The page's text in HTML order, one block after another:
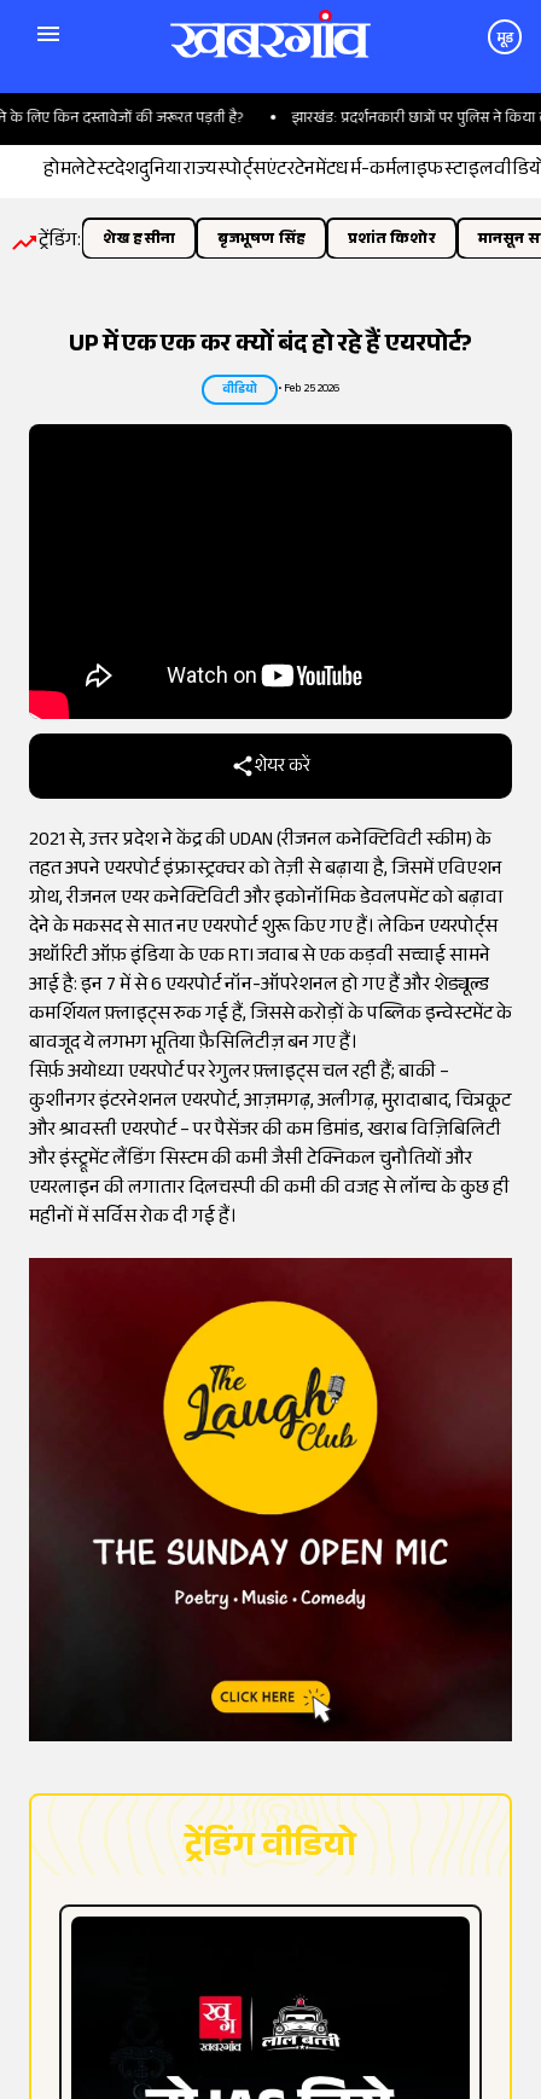
मूड
की जरूरत पड़ती है? झारखंड: प्रदर्शनकारी छात्रों पर पुलिस ने किया लाठीचार्ज, मारीं
होमलेटेस्टदेशदुनियाराज्यस्पोर्ट्सएंटरटेनमेंटधर्म-कर्मलाइफस्टाइल
ट्रेंडिंग: शेख हसीना बृजभूषण सिंह प्रशांत किशोर मानसून
UP में एक एक कर क्यों बंद हो रहे हैं एयरपोर्ट?
वीडियो •Feb 25 2026
शेयर करें
2021 से, उत्तर प्रदेश ने केंद्र की UDAN (रीजनल कनेक्टिविटी स्कीम) के
तहत अपने एयरपोर्ट इंफ्रास्ट्रक्चर को तेज़ी से बढ़ाया है, जिसमें एविएशन
ग्रोथ, रीजनल एयर कनेक्टिविटी और इकोनॉमिक डेवलपमेंट को बढ़ावा
देने के मकसद से सात नए एयरपोर्ट शुरू किए गए हैं। लेकिन एयरपोर्ट्स
अथॉरिटी ऑफ़ इंडिया के एक RTI जवाब से एक कड़वी सच्चाई सामने
आई है: इन 7 में से 6 एयरपोर्ट नॉन-ऑपरेशनल हो गए हैं और शेड्यूल्ड
कमर्शियल फ़्लाइट्स रुक गई हैं, जिससे करोड़ों के पब्लिक इन्वेस्टमेंट के
बावजूद ये लगभग भूतिया फ़ैसिलिटीज़ बन गए हैं।
सिर्फ़ अयोध्या एयरपोर्ट पर रेगुलर फ़्लाइट्स चल रही हैं; बाकी –
कुशीनगर इंटरनेशनल एयरपोर्ट, आज़मगढ़, अलीगढ़, मुरादाबाद, चित्रकूट
और श्रावस्ती एयरपोर्ट – पर पैसेंजर की कम डिमांड, खराब विज़िबिलिटी
और इंस्ट्रूमेंट लैंडिंग सिस्टम की कमी जैसी टेक्निकल चुनौतियों और
एयरलाइन की लगातार दिलचस्पी की कमी की वजह से लॉन्च के कुछ ही
महीनों में सर्विस रोक दी गई हैं।
ट्रेंडिंग वीडियो